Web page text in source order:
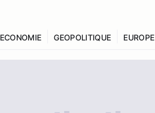
ECONOMIE GEOPOLITIQUE EUROPE